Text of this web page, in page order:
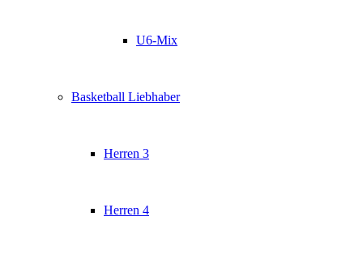
U6-Mix
Basketball Liebhaber
Herren 3
Herren 4